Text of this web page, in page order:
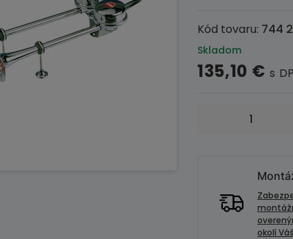
Kód tovaru: 744
Skladom
135,10 € s
množstvo
nákladné
automobily
okolí